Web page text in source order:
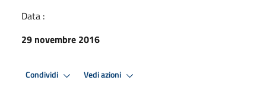
Data :
29 novembre 2016
Condividi Vedi azioni